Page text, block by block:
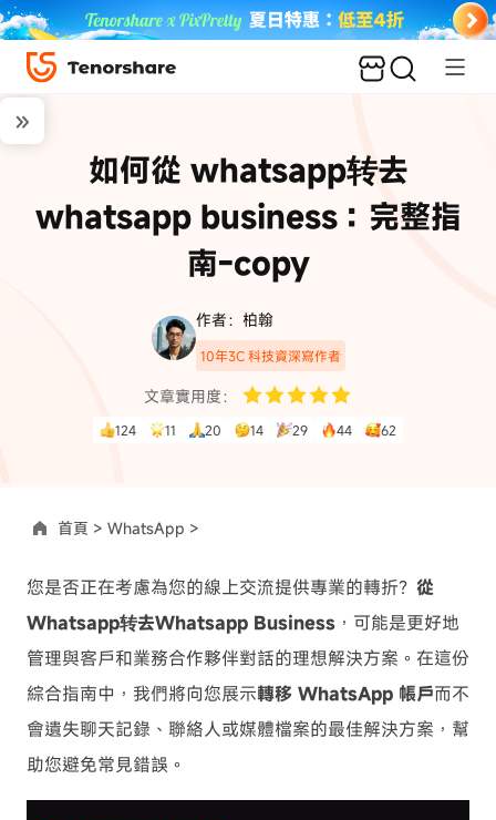
如何從 whatsapp转去
whatsapp business：完整指
南-copy
作者：柏翰
10年3C 科技資深寫作者
文章實用度：
124 11 20 14 29 44 62
首頁 > WhatsApp >
您是否正在考慮為您的線上交流提供專業的轉折？ 從
Whatsapp转去Whatsapp Business ，可能是更好地
管理與客戶和業務合作夥伴對話的理想解決方案。在這份
綜合指南中，我們將向您展示轉移 WhatsApp 帳戶而不
會遺失聊天記錄、聯絡人或媒體檔案的最佳解決方案，幫
助您避免常見錯誤。